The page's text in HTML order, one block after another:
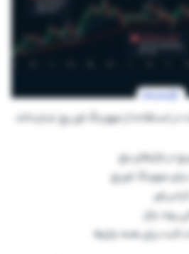
استفاده از مووینگ اوریج عبارت‌اند
در بازارهای رنج
مووینگ اوریج
بازار
برای همه بازارها